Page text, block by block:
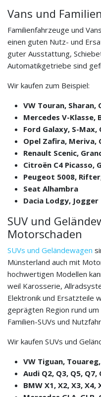
Vans und
Familienfahrzeuge und
einen guten Nutz- und
guter Ausstattung,
Automatikgetriebe sind
Wir kaufen zum Beispiel:
VW Touran, Sharan,
Mercedes V-Klasse,
Ford Galaxy, S-Max,
Opel Zafira, Meriva,
Renault Scenic,
Citroën C4 Picasso,
Peugeot 5008,
Seat Alhambra
Dacia Lodgy, Jogger
SUV und
Motorschaden
SUVs und Geländewagen
Münsterland auch mit
hochwertigen Modellen
weil Karosserie,
Elektronik und Ersatzteile
geprägten Region rund
Familien-SUVs und
Wir kaufen SUVs und
VW Tiguan,
Audi Q2, Q3, Q5,
BMW X1, X2, X3, X4,